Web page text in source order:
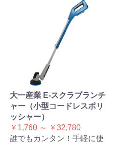
大一産業 E-スクラブランチ
ャー（小型コードレスポリ
ッシャー）
￥1,760 ～ ￥32,780
誰でもカンタン！手軽に使